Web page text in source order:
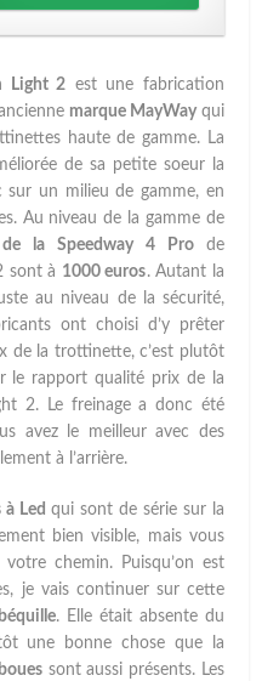
Light 2 est une fabrication
marque MayWayqui
haute de gamme. La
de sa petite soeur la
sur un milieu de gamme, en
Au niveau de la gamme de
de la Speedway 4 Pro de
sont à 1000 euros. Autant la
au niveau de la sécurité,
ont choisi d’y prêter
de la trottinette, c’est plutôt
le rapport qualité prix de la
2. Le freinage a donc été
avez le meilleur avec des
à l’arrière.
à Led qui sont de série sur la
bien visible, mais vous
chemin. Puisqu’on est
je vais continuer sur cette
béquille. Elle était absente du
une bonne chose que la
sont aussi présents. Les